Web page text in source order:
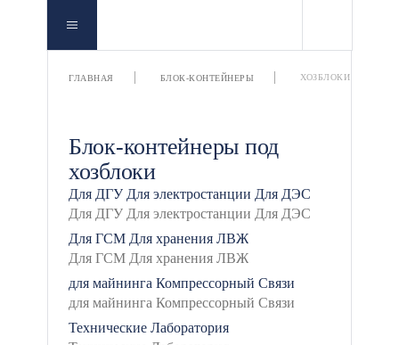
ГЛАВНАЯ БЛОК-КОНТЕЙНЕРЫ ХОЗБЛОКИ
Блок-контейнеры под
хозблоки
Для ДГУ Для электростанции Для ДЭС
Для ГСМ Для хранения ЛВЖ
для майнинга Компрессорный Связи
Технические Лаборатория